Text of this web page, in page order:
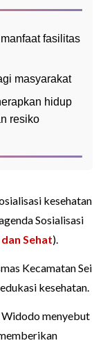
fasilitas
masyarakat
hidup
resiko
kesehatan
Sosialisasi
Sehat).
Kecamatan Sei
kesehatan.
Widodo menyebut